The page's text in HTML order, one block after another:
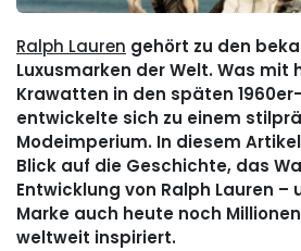
Ralph Lauren gehört zu den
Luxusmarken der Welt. Was
Krawatten in den späten
entwickelte sich zu einem
Modeimperium. In diesem
Blick auf die Geschichte, das
Entwicklung von Ralph Lauren –
Marke auch heute noch
weltweit inspiriert.